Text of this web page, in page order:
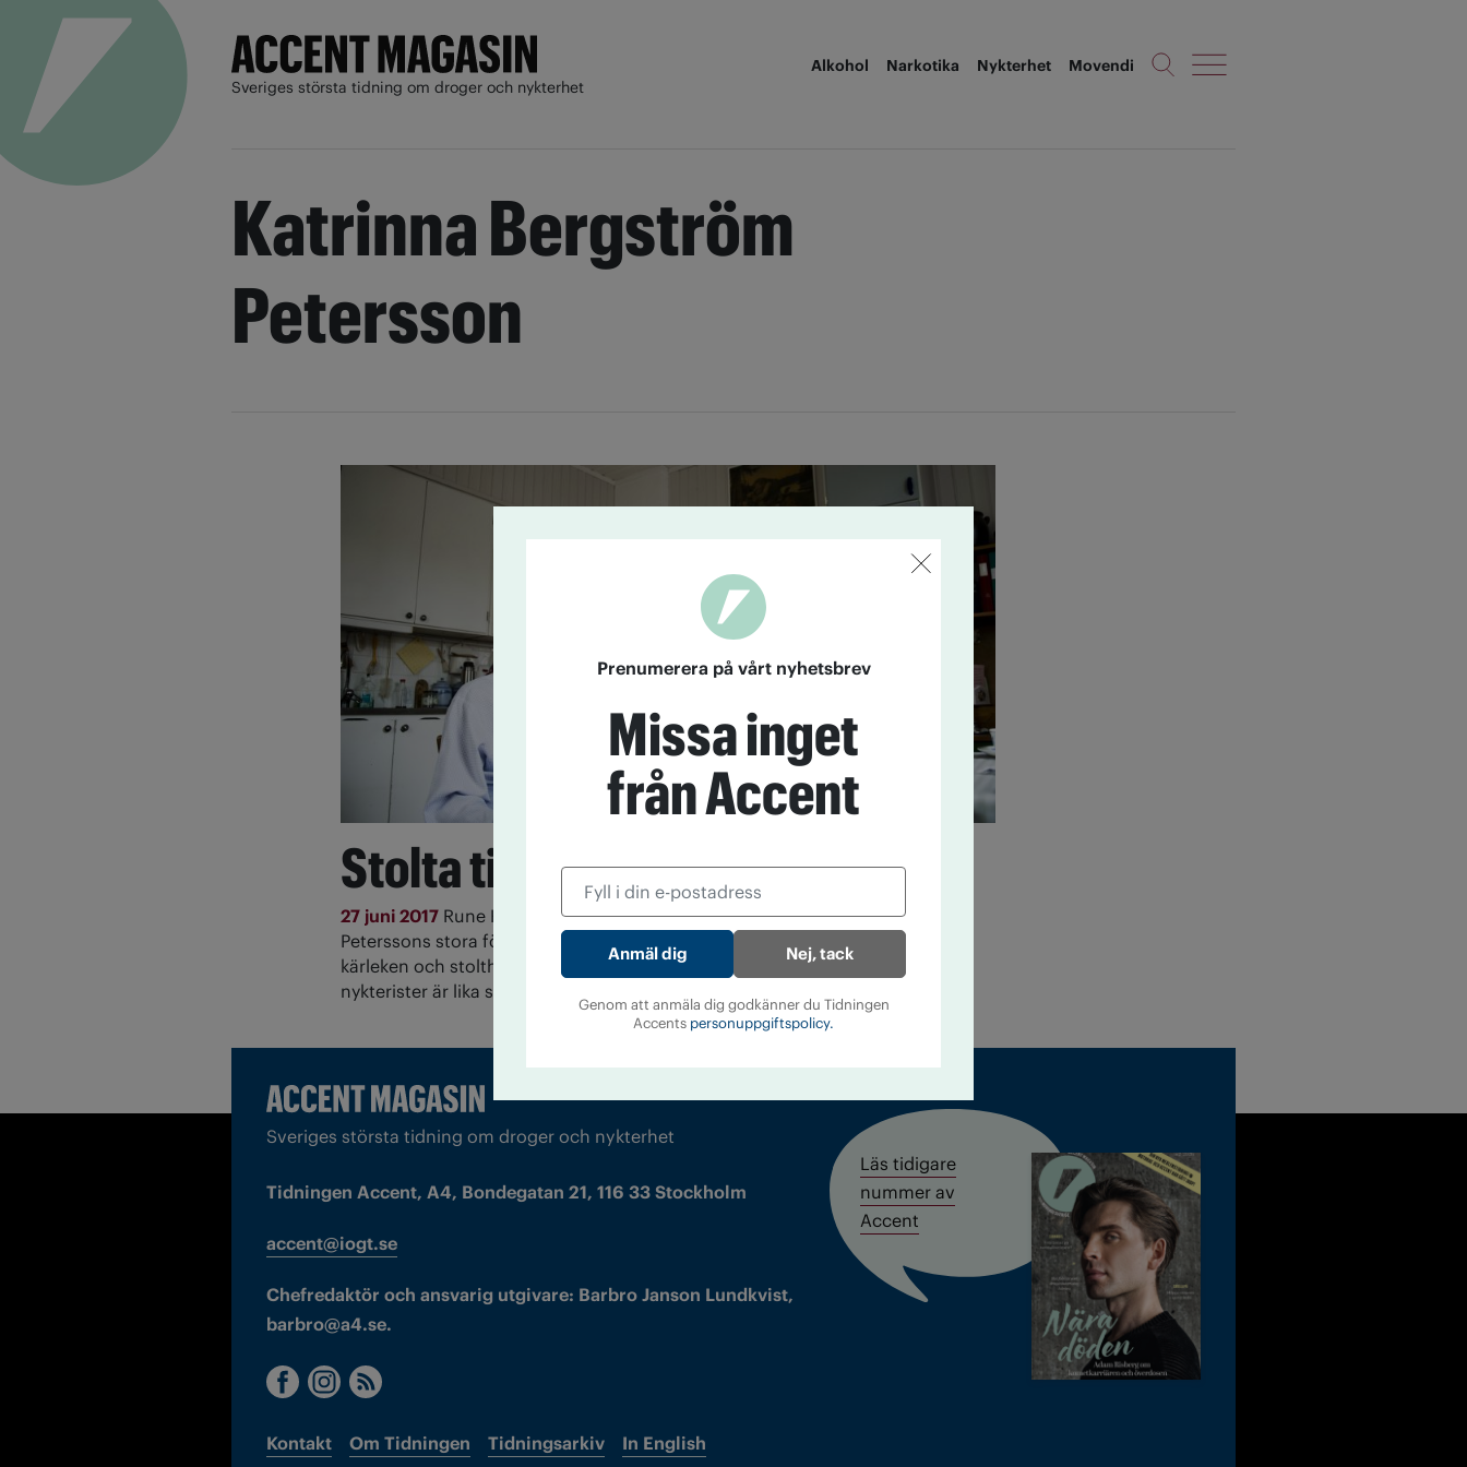
Sveriges största tidning om droger och nykterhet
Alkohol Narkotika Nykterhet Movendi
Katrinna Bergström
Petersson
Stolta tillsammans
27 juni 2017 Rune Kvarnström är barnbarnet Katrinna Bergström
Peterssons stora förebild. 63 år skiljer dem åt, men gemenskapen,
kärleken och stoltheten över att vara länkar i en lång kedja av
nykterister är lika stark hos dem båda.
Sveriges största tidning om droger och nykterhet
Tidningen Accent, A4, Bondegatan 21, 116 33 Stockholm
accent@iogt.se
Chefredaktör och ansvarig utgivare: Barbro Janson Lundkvist,
barbro@a4.se.
Kontakt Om Tidningen Tidningsarkiv In English
Läs tidigare
nummer av
Accent
Prenumerera på vårt nyhetsbrev
Missa inget
från Accent
Nej, tack
Genom att anmäla dig godkänner du Tidningen
Accents personuppgiftspolicy.